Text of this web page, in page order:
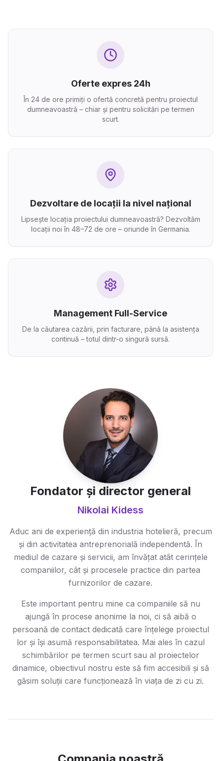
Oferte expres 24h
În 24 de ore primiți o ofertă concretă pentru proiectul
dumneavoastră – chiar și pentru solicitări pe termen
scurt.
Dezvoltare de locații la nivel național
Lipsește locația proiectului dumneavoastră? Dezvoltăm
locații noi în 48–72 de ore – oriunde în Germania.
Management Full-Service
De la căutarea cazării, prin facturare, până la asistența
continuă – totul dintr-o singură sursă.
Fondator și director general
Nikolai Kidess
Aduc ani de experiență din industria hotelieră, precum
și din activitatea antreprenorială independentă. În
mediul de cazare și servicii, am învățat atât cerințele
companiilor, cât și procesele practice din partea
furnizorilor de cazare.
Este important pentru mine ca companiile să nu
ajungă în procese anonime la noi, ci să aibă o
persoană de contact dedicată care înțelege proiectul
lor și își asumă responsabilitatea. Mai ales în cazul
schimbărilor pe termen scurt sau al proiectelor
dinamice, obiectivul nostru este să fim accesibili și să
găsim soluții care funcționează în viața de zi cu zi.